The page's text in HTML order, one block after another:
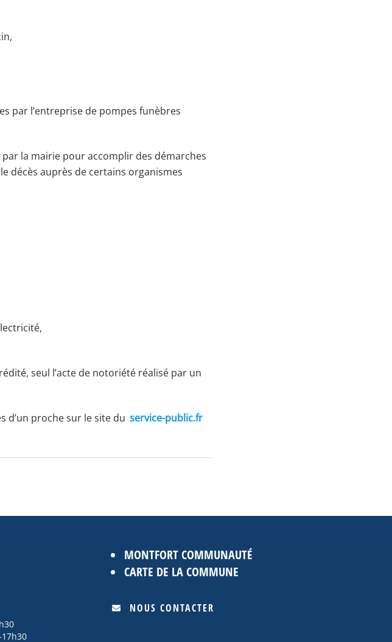
par l’entreprise de pompes funèbres
par la mairie pour accomplir des démarches
décès auprès de certains organismes
seul l’acte de notoriété réalisé par un
d’un proche sur le site du service-public.fr
MONTFORT COMMUNAUTÉ
CARTE DE LA COMMUNE
NOUS CONTACTER